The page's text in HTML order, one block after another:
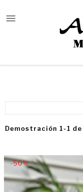

Demostración 1-1
-50%